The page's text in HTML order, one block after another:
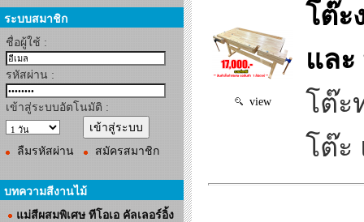
ระบบสมาชิก
ชื่อผู้ใช้ :
รหัสผ่าน :
เข้าสู่ระบบอัตโนมัติ :
ลืมรหัสผ่าน สมัครสมาชิก
บทความสีงานไม้
แม่สีผสมพิเศษ ทีโอเอ คัลเลอร์อิ้ง
view
โต๊ะ
และ
โต๊ะ
โต๊ะ